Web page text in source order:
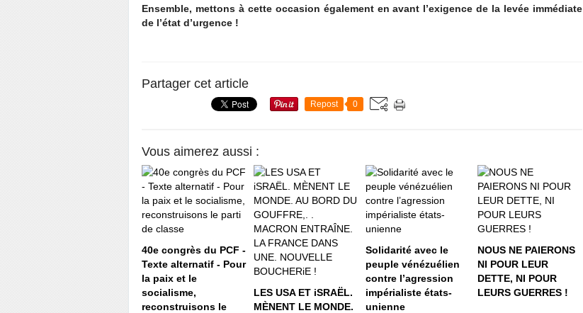
Ensemble, mettons à cette occasion également en avant l’exigence de la levée immédiate
de l’état d’urgence !
Partager cet article
Repost 0
Vous aimerez aussi :
40e congrès du PCF -
Texte alternatif - Pour
la paix et le
socialisme,
reconstruisons le
LES USA ET iSRAËL.
MÈNENT LE MONDE.
Solidarité avec le
peuple vénézuélien
contre l’agression
impérialiste états-
unienne
NOUS NE PAIERONS
NI POUR LEUR
DETTE, NI POUR
LEURS GUERRES !